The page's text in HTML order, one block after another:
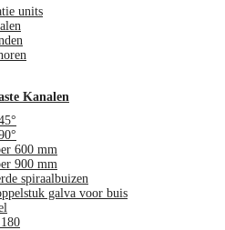
units
Kanalen
600 mm
900 mm
spiraalbuizen
galva voor buis